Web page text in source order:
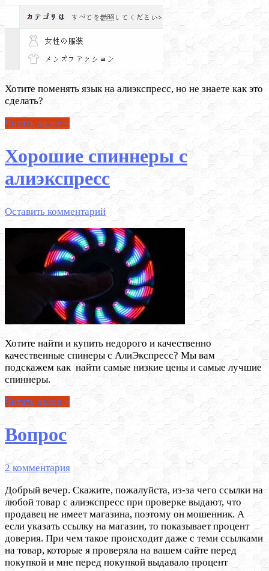
Хотите поменять язык на алиэкспресс, но не знаете как это
сделать?
Читать далее »
Хорошие спиннеры с
алиэкспресс
Оставить комментарий
Хотите найти и купить недорого и качественно
качественные спинеры с АлиЭкспресс? Мы вам
подскажем как найти самые низкие цены и самые лучшие
спиннеры.
Читать далее »
Вопрос
2 комментария
Добрый вечер. Скажите, пожалуйста, из-за чего ссылки на
любой товар с алиэкспресс при проверке выдают, что
продавец не имеет магазина, поэтому он мошенник. А
если указать ссылку на магазин, то показывает процент
доверия. При чем такое происходит даже с теми ссылками
на товар, которые я проверяла на вашем сайте перед
покупкой и мне перед покупкой выдавало процент